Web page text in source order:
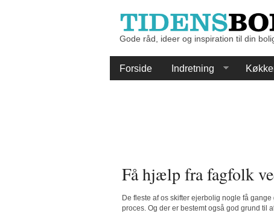
Gode råd, ideer og inspiration til din
Forside Indretning
Få hjælp fra fagfolk
De fleste af os skifter ejerbolig nogle få
proces. Og der er bestemt også god grund til